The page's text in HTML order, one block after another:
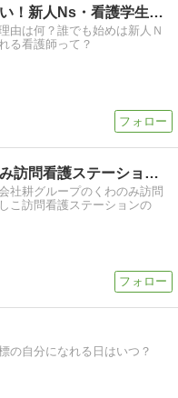
看護師に絶対なりたい！新人Ns・看護学生の悩み
由は何？誰でも始めは新人Ｎ
る看護師って？
こんにちは！くわのみ訪問看護ステーションです！
社耕グループのくわのみ訪問
こ訪問看護ステーションの
の自分になれる日はいつ？